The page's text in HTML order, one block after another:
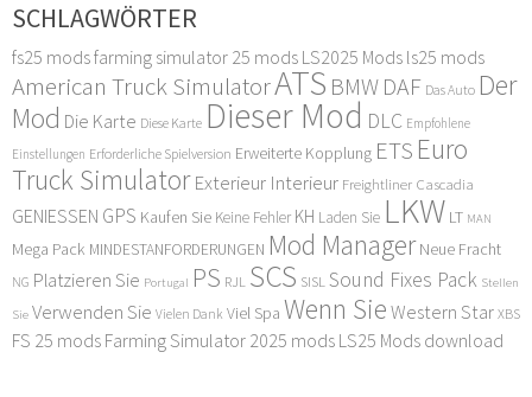
SCHLAGWÖRTER
fs25 modsfarming simulator 25 mods LS2025 Mods ls25 mods
American Truck SimulatorATS BMW DAF Das Auto Der
Mod Die Karte Diese Karte Dieser Mod DLC Empfohlene
Einstellungen Erforderliche Spielversion Erweiterte Kopplung ETS Euro
Truck Simulator Exterieur Interieur Freightliner Cascadia
GENIESSEN GPS Kaufen Sie Keine Fehler KH Laden Sie LKW LT MAN
Mega Pack MINDESTANFORDERUNGEN Mod Manager Neue Fracht
NG Platzieren Sie Portugal PS RJL SCS SISL Sound Fixes Pack Stellen
Sie Verwenden Sie Vielen Dank Viel Spa Wenn Sie Western Star XBS
FS 25 mods Farming Simulator 2025 mods LS25 Mods download